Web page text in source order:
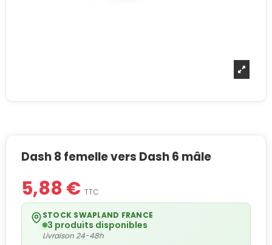
Dash 8 femelle vers Dash 6 mâle
5,88 € TTC
STOCK SWAPLAND FRANCE
3 produits disponibles
Livraison 24-48h